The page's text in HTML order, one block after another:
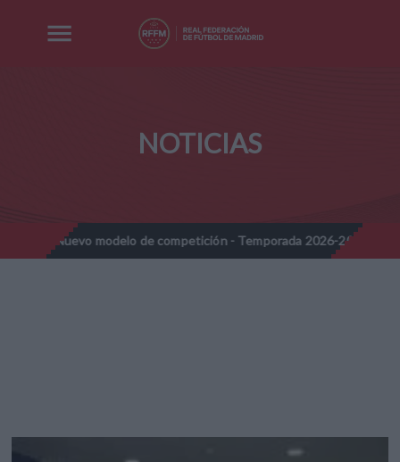
NOTICIAS
Nuevo modelo de competición - Temporada 2026-2027 //